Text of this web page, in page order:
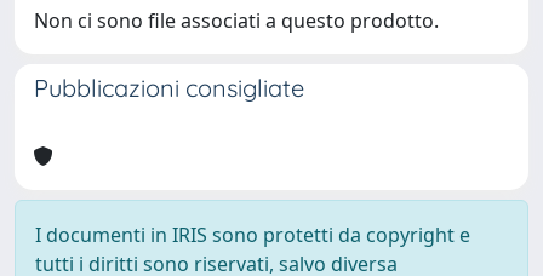
Non ci sono file associati a questo prodotto.
Pubblicazioni consigliate
I documenti in IRIS sono protetti da copyright e
tutti i diritti sono riservati, salvo diversa